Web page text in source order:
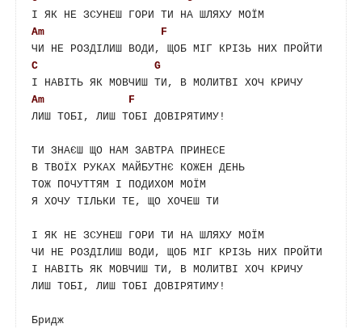
Am
F
C
G
Am
F
ЛИШ ТОБІ, ЛИШ ТОБІ ДОВІРЯТИМУ!
ТИ ЗНАЄШ ЩО НАМ ЗАВТРА ПРИНЕСЕ
В ТВОЇХ РУКАХ МАЙБУТНЄ КОЖЕН ДЕНЬ
ТОЖ ПОЧУТТЯМ І ПОДИХОМ МОЇМ
Я ХОЧУ ТІЛЬКИ ТЕ, ЩО ХОЧЕШ ТИ
І ЯК НЕ ЗСУНЕШ ГОРИ ТИ НА ШЛЯХУ МОЇМ
ЧИ НЕ РОЗДІЛИШ ВОДИ, ЩОБ МІГ КРІЗЬ НИХ ПРОЙТИ
І НАВІТЬ ЯК МОВЧИШ ТИ, В МОЛИТВІ ХОЧ КРИЧУ
ЛИШ ТОБІ, ЛИШ ТОБІ ДОВІРЯТИМУ!
Бридж